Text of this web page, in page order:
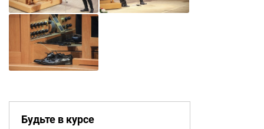
Будьте в курсе